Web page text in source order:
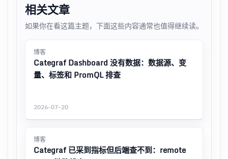
相关文章
如果你在看这篇主题，下面这些内容通常也值得继续读。
博客
Categraf Dashboard 没有数据：数据源、变
量、标签和 PromQL 排查
2026-07-20
博客
Categraf 已采到指标但后端查不到：remote